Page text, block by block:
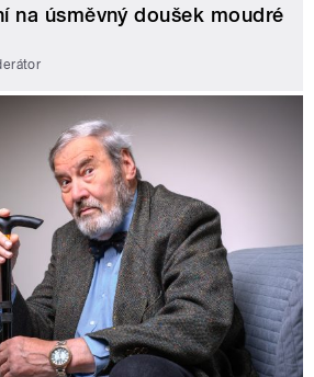
na úsměvný doušek moudré